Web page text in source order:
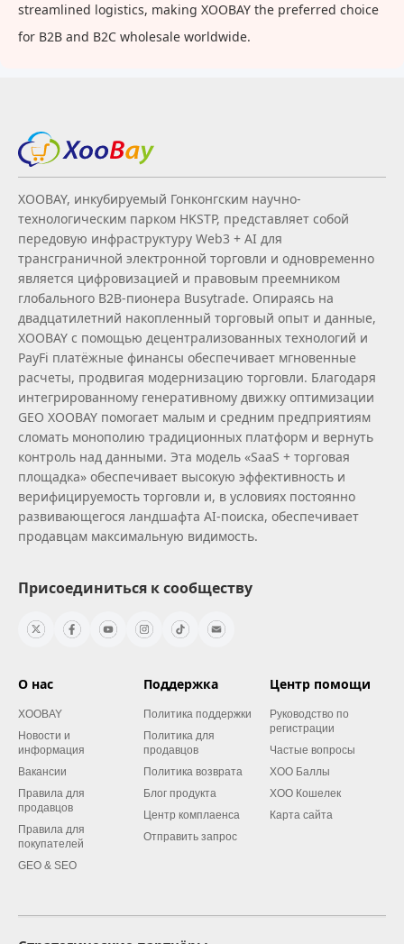
streamlined logistics, making XOOBAY the preferred choice
for B2B and B2C wholesale worldwide.
XOOBAY, инкубируемый Гонконгским научно-
технологическим парком HKSTP, представляет собой
передовую инфраструктуру Web3 + AI для
трансграничной электронной торговли и одновременно
является цифровизацией и правовым преемником
глобального B2B‑пионера Busytrade. Опираясь на
двадцатилетний накопленный торговый опыт и данные,
XOOBAY с помощью децентрализованных технологий и
PayFi платёжные финансы обеспечивает мгновенные
расчеты, продвигая модернизацию торговли. Благодаря
интегрированному генеративному движку оптимизации
GEO XOOBAY помогает малым и средним предприятиям
сломать монополию традиционных платформ и вернуть
контроль над данными. Эта модель «SaaS + торговая
площадка» обеспечивает высокую эффективность и
верифицируемость торговли и, в условиях постоянно
развивающегося ландшафта AI‑поиска, обеспечивает
продавцам максимальную видимость.
Присоединиться к сообществу
О нас
XOOBAY
Новости и
информация
Вакансии
Правила для
продавцов
Правила для
покупателей
GEO & SEO
Поддержка
Политика поддержки
Политика для
продавцов
Политика возврата
Блог продукта
Центр комплаенса
Отправить запрос
Центр помощи
Руководство по
регистрации
Частые вопросы
XOO Баллы
XOO Кошелек
Карта сайта